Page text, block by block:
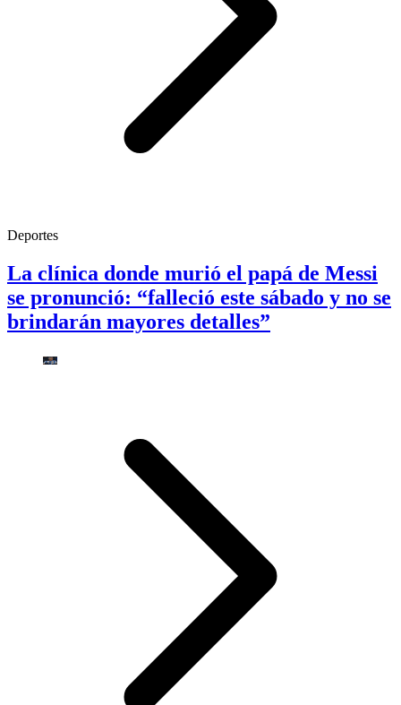
Deportes
La clínica donde murió el papá de Messi
se pronunció: “falleció este sábado y no se
brindarán mayores detalles”